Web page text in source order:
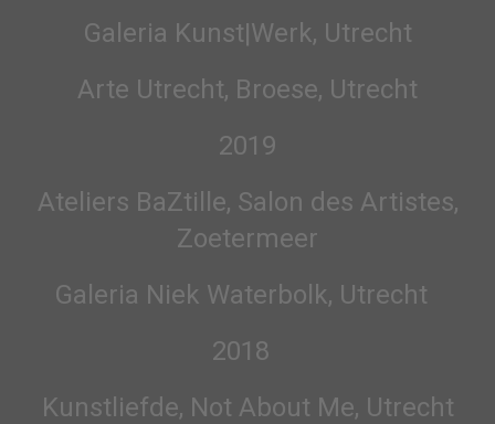
Galeria Kunst|Werk, Utrecht
Arte Utrecht, Broese, Utrecht
2019
Ateliers BaZtille, Salon des Artistes,
Zoetermeer
Galeria Niek Waterbolk, Utrecht
2018
Kunstliefde, Not About Me, Utrecht